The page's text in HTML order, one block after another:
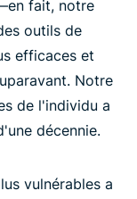
sur les droits
fait, notre
outils de
efficaces et
Notre
de l'individu a
décennie.
vulnérables a